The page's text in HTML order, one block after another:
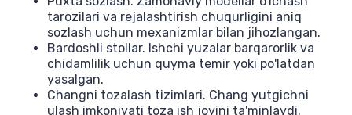
tarozilari va rejalashtirish chuqurligini aniq
sozlash uchun mexanizmlar bilan jihozlangan.
Bardoshli stollar. Ishchi yuzalar barqarorlik va
chidamlilik uchun quyma temir yoki po'latdan
yasalgan.
Changni tozalash tizimlari. Chang yutgichni
ulash imkoniyati toza ish joyini ta'minlaydi.